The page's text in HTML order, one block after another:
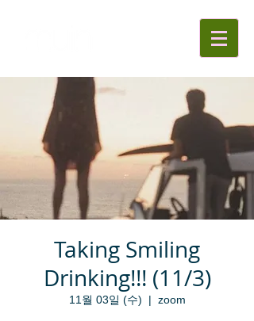
Taking Smiling
Drinking!!! (11/3)
11월 03일 (수)
  |
zoom